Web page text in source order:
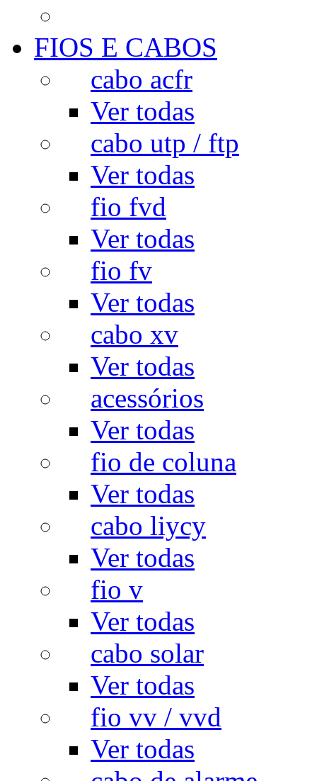
FIOS E CABOS
cabo acfr
Ver todas
cabo utp / ftp
Ver todas
fio fvd
Ver todas
fio fv
Ver todas
cabo xv
Ver todas
acessórios
Ver todas
fio de coluna
Ver todas
cabo liycy
Ver todas
fio v
Ver todas
cabo solar
Ver todas
fio vv / vvd
Ver todas